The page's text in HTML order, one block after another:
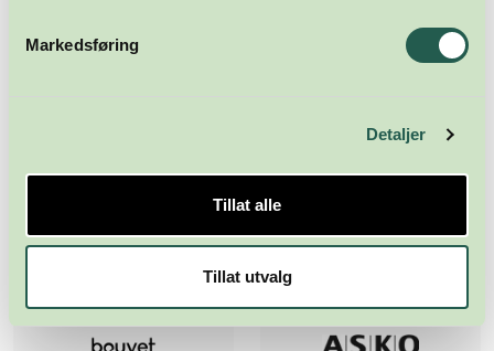
Markedsføring
Detaljer
Tillat alle
Tillat utvalg